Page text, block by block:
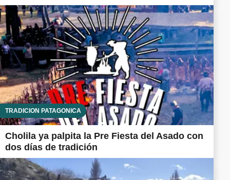
TRADICIÓN PATAGÓNICA
Cholila ya palpita la Pre Fiesta del Asado con
dos días de tradición